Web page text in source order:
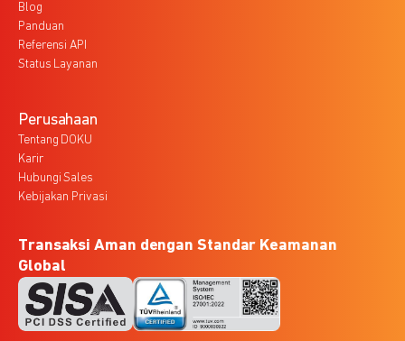
Blog
Panduan
Referensi API
Status Layanan
Perusahaan
Tentang DOKU
Karir
Hubungi Sales
Kebijakan Privasi
Transaksi Aman dengan Standar Keamanan
Global